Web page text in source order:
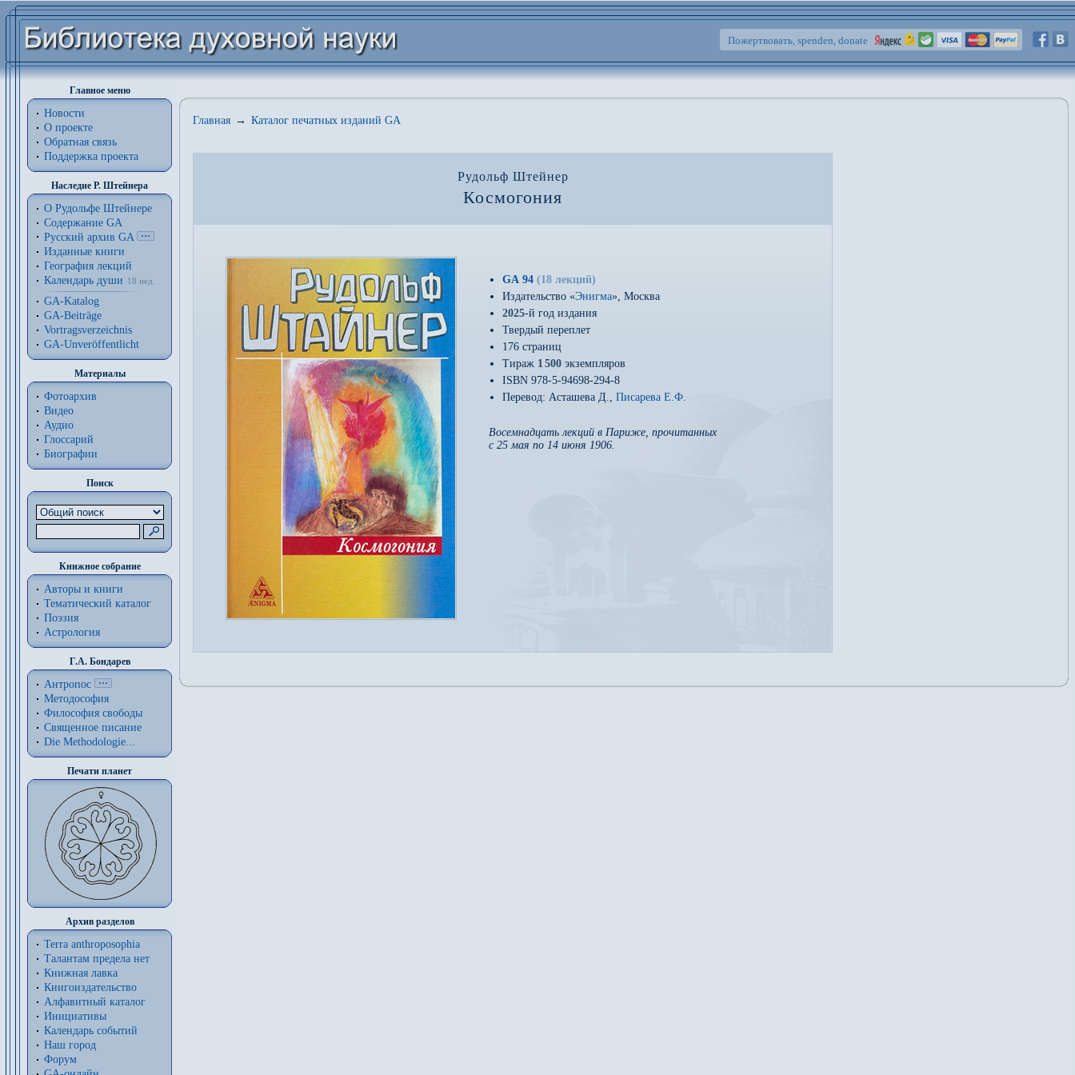
Пожертвовать, spenden, donate
Главное меню
Новости
О проекте
Обратная связь
Поддержка проекта
Наследие Р. Штейнера
О Рудольфе Штейнере
Содержание GA
Русский архив GA
Изданные книги
География лекций
Календарь души
18 нед.
GA-Katalog
GA-Beiträge
Vortragsverzeichnis
GA-Unveröffentlicht
Материалы
Фотоархив
Видео
Аудио
Глоссарий
Биографии
Поиск
Книжное собрание
Авторы и книги
Тематический каталог
Поэзия
Астрология
Г.А. Бондарев
Антропос
Методософия
Философия cвободы
Священное писание
Die Methodologie...
Печати планет
Архив разделов
Terra anthroposophia
Талантам предела нет
Книжная лавка
Книгоиздательство
Алфавитный каталог
Инициативы
Календарь событий
Наш город
Форум
Главная → Каталог печатных изданий GA
Рудольф Штейнер
Космогония
GA 94 (18 лекций)
Издательство «Энигма», Москва
2025-й год издания
Твердый переплет
176 страниц
Тираж 1500 экземпляров
ISBN 978-5-94698-294-8
Перевод: Асташева Д., Писарева Е.Ф.
Восемнадцать лекций в Париже, прочитанных
с 25 мая по 14 июня 1906.